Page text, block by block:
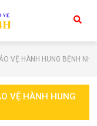
VỆ HÀNH HUNG BỆNH
VỆ HÀNH HUNG